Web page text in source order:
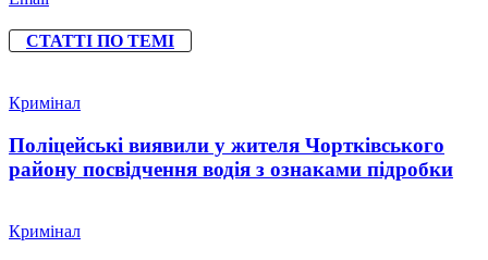
СТАТТІ ПО ТЕМІ
Кримінал
Поліцейські виявили у жителя Чортківського
району посвідчення водія з ознаками підробки
Кримінал